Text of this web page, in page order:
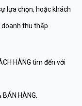
lựa chọn, hoặc khách
thu thấp.
HÀNG tìm đến với
HÀNG.